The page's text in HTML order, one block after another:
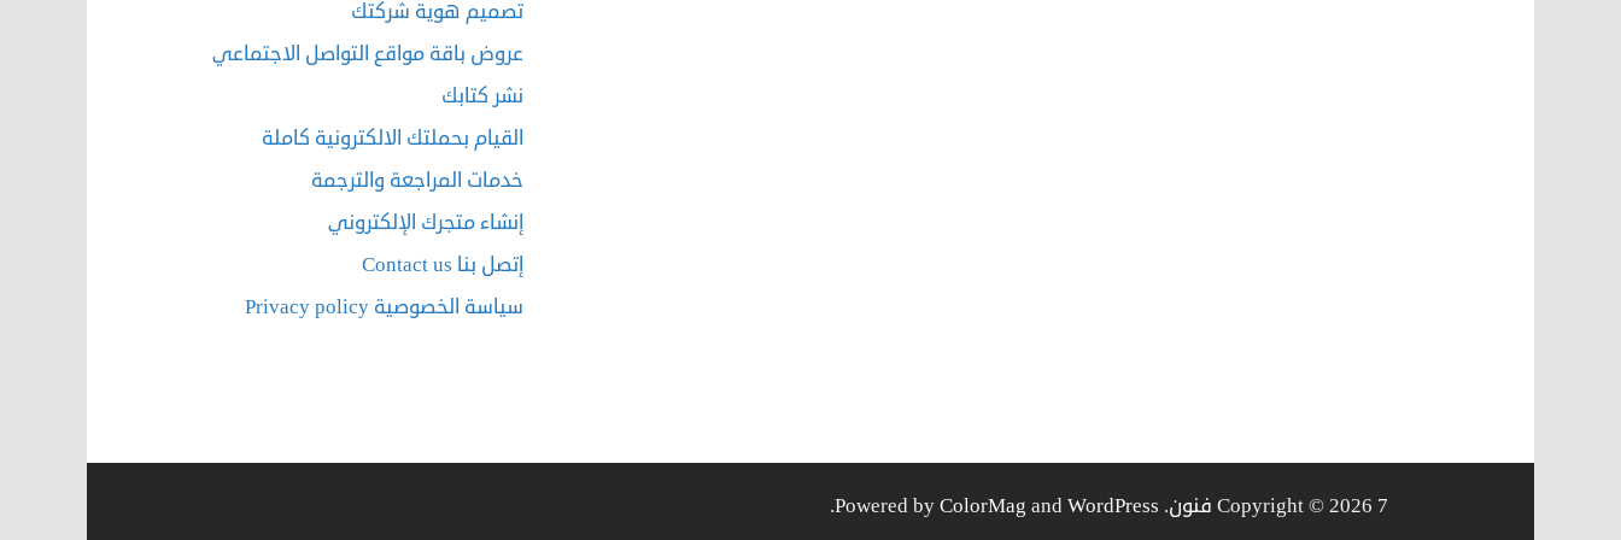
تصميم هوية شركتك
عروض باقة مواقع التواصل الاجتماعي
نشر كتابك
القيام بحملتك الالكترونية كاملة
خدمات المراجعة والترجمة
إنشاء متجرك الإلكتروني
إتصل بنا Contact us
سياسة الخصوصية Privacy policy
Copyright © 2026 7 فنون . Powered by
ColorMag andWordPress
.